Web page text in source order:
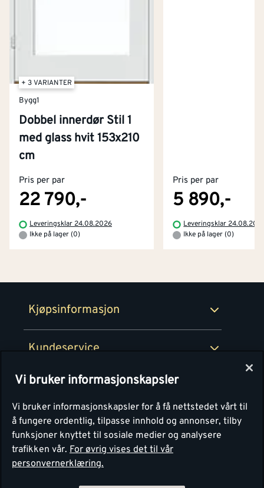
+ 3 VARIANTER
Bygg1
Dobbel innerdør Stil 1
med glass hvit 153x210
cm
Pris per par
22 790,-
Leveringsklar 24.08.2026
Ikke på lager (0)
Pris per par
5 890,-
Leveringsklar
Ikke på lager (0)
Kjøpsinformasjon
Kjøpsbetingelser
Retur- og angrerettsskjema
Kundeservice
Kontakt oss
Tjenester
Montér Klubb
Montér
Om Montér
Byggevarehus og åpningstider
Prismatch
Personvern
Vi bruker informasjonskapsler
Vi bruker informasjonskapsler for å få nettstedet vårt til
å fungere ordentlig, tilpasse innhold og annonser, tilby
funksjoner knyttet til sosiale medier og analysere
trafikken vår. For øvrig vises det til vår
personvernerklæring.